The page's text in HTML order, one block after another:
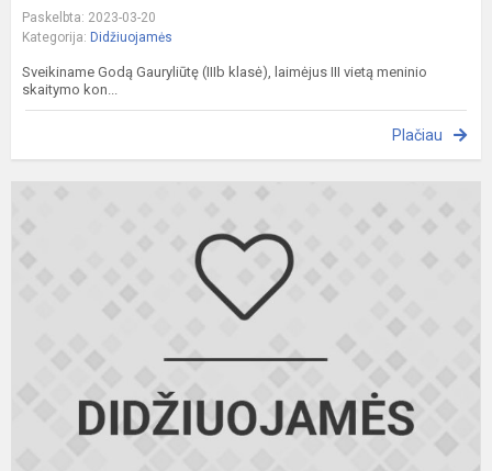
Paskelbta: 2023-03-20
Kategorija: Didžiuojamės
Sveikiname Godą Gauryliūtę (IIIb klasė), laimėjus III vietą meninio
skaitymo kon...
Plačiau